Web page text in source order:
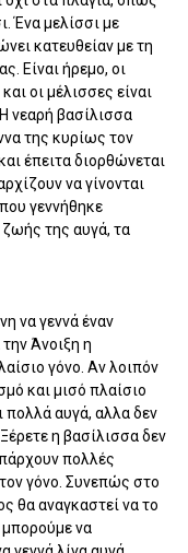
Ένα μελίσσι με
κατευθείαν με τη
Είναι ήρεμο, οι
οι μέλισσες είναι
νεαρή βασίλισσα
της κυρίως τον
έπειτα διορθώνεται
να γίνονται
γεννήθηκε
ζωής της αυγά, τα
να γεννά έναν
Άνοιξη η
γόνο. Αν λοιπόν
και μισό πλαίσιο
πολλά αυγά, αλλα δεν
η βασίλισσα δεν
πολλές
γόνο. Συνεπώς στο
θα αναγκαστεί να το
μπορούμε να